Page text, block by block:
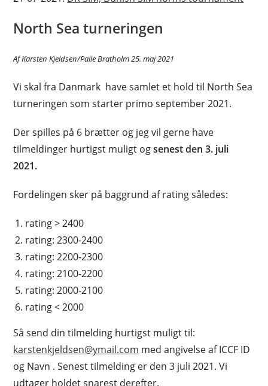
North Sea turneringen
Af Karsten Kjeldsen/Palle Bratholm 25. maj 2021
Vi skal fra Danmark have samlet et hold til North Sea
turneringen som starter primo september 2021.
Der spilles på 6 brætter og jeg vil gerne have
tilmeldinger hurtigst muligt ogsenest den 3. juli
2021.
Fordelingen sker på baggrund af rating således:
rating > 2400
rating: 2300-2400
rating: 2200-2300
rating: 2100-2200
rating: 2000-2100
rating < 2000
Så send din tilmelding hurtigst muligt til:
karstenkjeldsen@ymail.com med angivelse af ICCF ID
og Navn . Senest tilmelding er den 3 juli 2021. Vi
udtager holdet snarest derefter.